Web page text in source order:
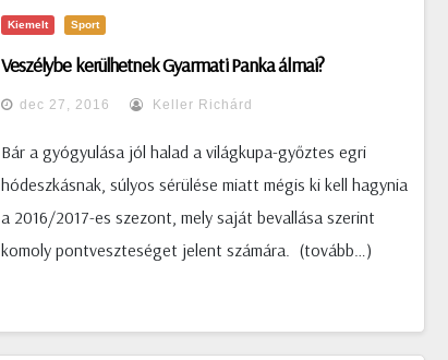
Kiemelt Sport
Veszélybe kerülhetnek Gyarmati Panka álmai?
dec 27, 2016 Keller Richárd
Bár a gyógyulása jól halad a világkupa-győztes egri
hódeszkásnak, súlyos sérülése miatt mégis ki kell hagynia
a 2016/2017-es szezont, mely saját bevallása szerint
komoly pontveszteséget jelent számára. (tovább…)